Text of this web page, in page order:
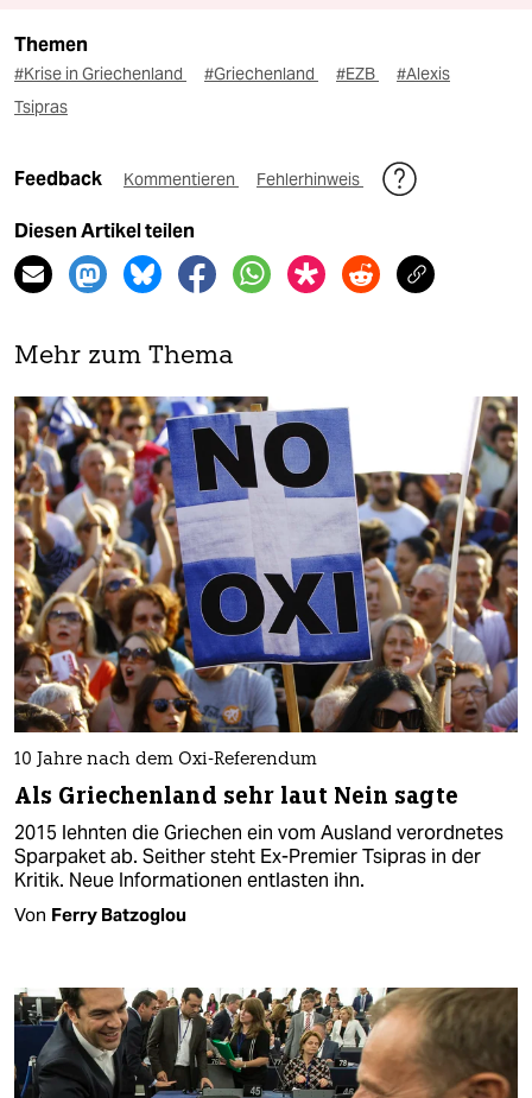
Themen
#Krise in Griechenland #Griechenland #EZB
#Alexis
Tsipras
Feedback Kommentieren Fehlerhinweis
Diesen Artikel teilen
Mehr zum Thema
10 Jahre nach dem Oxi-Referendum
Als Griechenland sehr laut Nein sagte
2015 lehnten die Griechen ein vom Ausland verordnetes
Sparpaket ab. Seither steht Ex-Premier Tsipras in der
Kritik. Neue Informationen entlasten ihn.
Von Ferry Batzoglou